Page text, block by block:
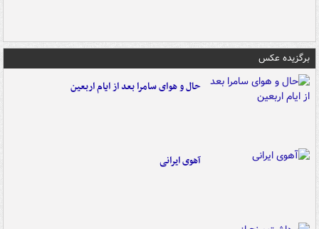
برگزیده عکس
حال و هوای سامرا بعد از ایام اربعین
آهوی ایرانی